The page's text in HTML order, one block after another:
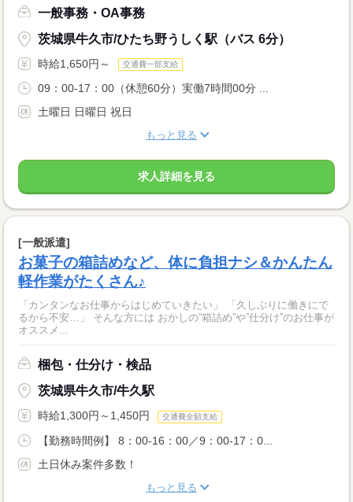
一般事務・OA事務
茨城県牛久市/ひたち野うしく駅（バス 6分）
時給1,650円～ 交通費一部支給
09：00-17：00（休憩60分）実働7時間00分 ...
土曜日 日曜日 祝日
もっと見る
求人詳細を見る
[一般派遣]
お菓子の箱詰めなど、体に負担ナシ＆かんたん
軽作業がたくさん♪
「カンタンなお仕事からはじめていきたい」 「久しぶりに働きにで
るから不安…」 そんな方には おかしの”箱詰め”や”仕分け”のお仕事が
オススメ...
梱包・仕分け・検品
茨城県牛久市/牛久駅
時給1,300円～1,450円 交通費全額支給
【勤務時間例】 8：00-16：00／9：00-17：0...
土日休み案件多数！
もっと見る